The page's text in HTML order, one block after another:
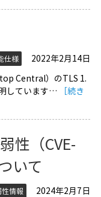
仕様
2022年2月14日
Central）のTLS 1.
しています…
［続き
性（CVE-
いて
情報
2024年2月7日